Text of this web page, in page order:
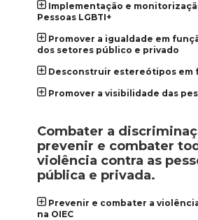
Implementação e
Pessoas LGBTI+
Promover a igualdade em
dos setores público e privado
Desconstruir estereótipos em
Promover a visibilidade das
Combater a
prevenir e combater
violência contra as
pública e privada.
Prevenir e combater a
na OIEC